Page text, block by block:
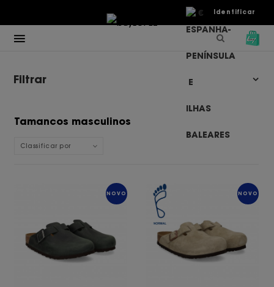
Identificar
€
Tamancos masculinos
Classificar por
NOVO NOVO
Filtrar